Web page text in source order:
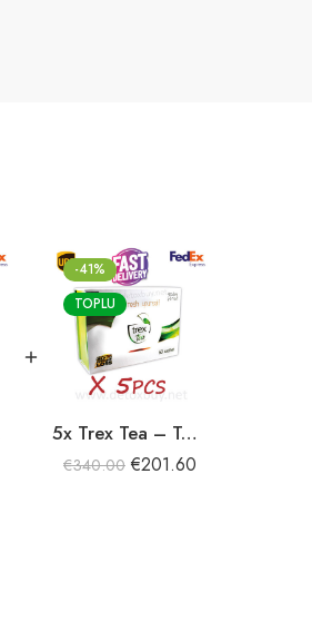
-41%
TOPLU
5x Trex Tea – Tee Detox
€340.00 €201.60